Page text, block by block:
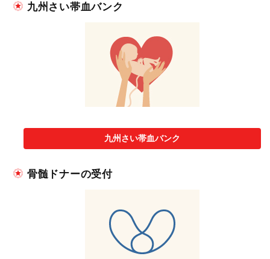
九州さい帯血バンク
九州さい帯血バンク
骨髄ドナーの受付